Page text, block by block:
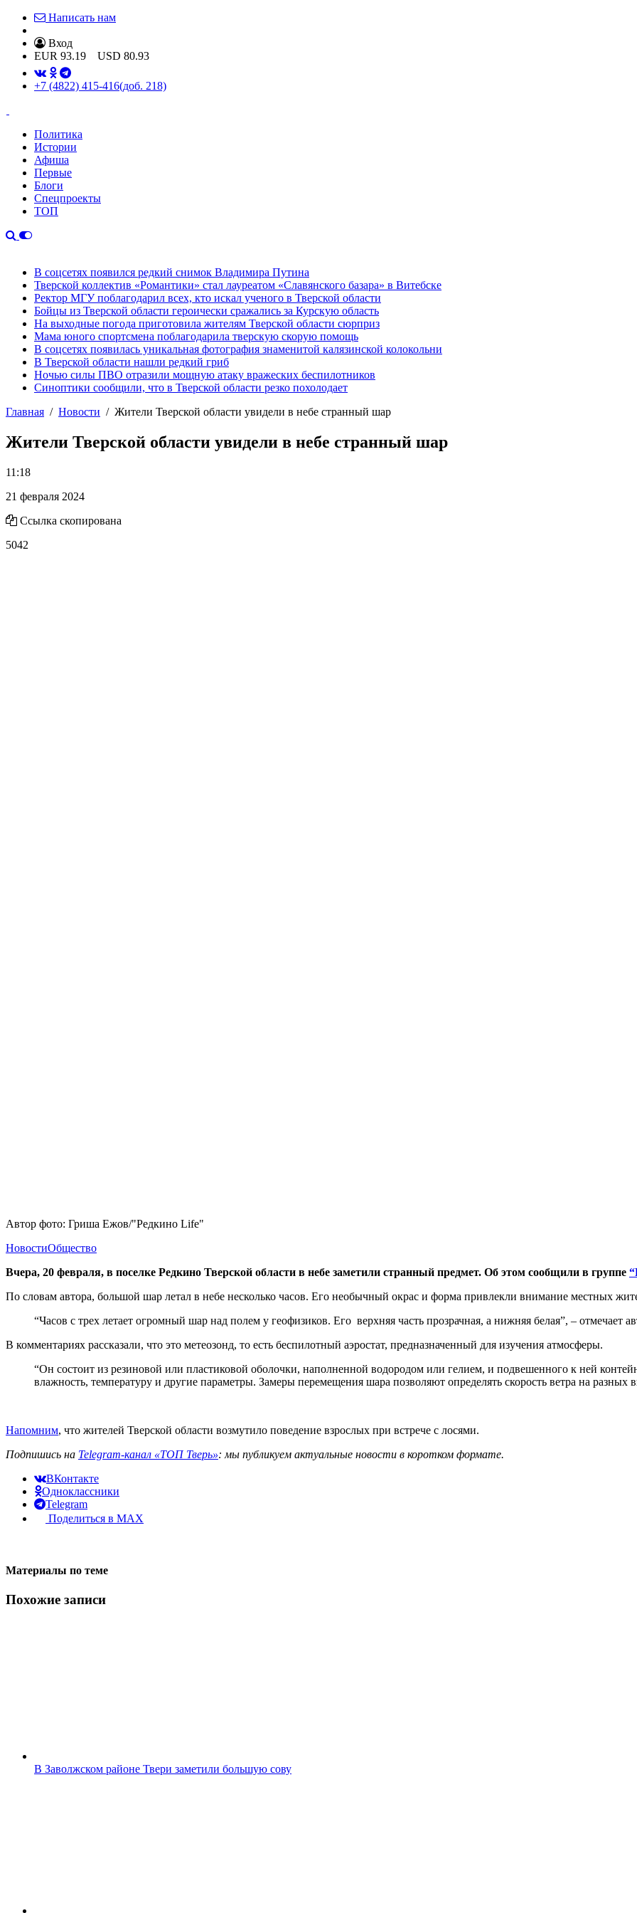
Написать нам
Вход
EUR 93.19 USD 80.93
+7 (4822) 415-416(доб. 218)
Политика
Истории
Афиша
Первые
Блоги
Спецпроекты
ТОП
В соцсетях появился редкий снимок Владимира Путина
Тверской коллектив «Романтики» стал лауреатом «Славянского базара» в Витебске
Ректор МГУ поблагодарил всех, кто искал ученого в Тверской области
Бойцы из Тверской области героически сражались за Курскую область
На выходные погода приготовила жителям Тверской области сюрприз
Мама юного спортсмена поблагодарила тверскую скорую помощь
В соцсетях появилась уникальная фотография знаменитой калязинской колокольни
В Тверской области нашли редкий гриб
Ночью силы ПВО отразили мощную атаку вражеских беспилотников
Синоптики сообщили, что в Тверской области резко похолодает
Главная
Новости Жители Тверской области увидели в небе странный шар
Жители Тверской области увидели в небе странный шар
11:18
21 февраля 2024
Ссылка скопирована
5042
Автор фото: Гриша Ежов/"Редкино Life"
НовостиОбщество
Вчера, 20 февраля, в поселке Редкино Тверской области в небе заметили странный предмет. Об этом сообщили в группе
По словам автора, большой шар летал в небе несколько часов. Его необычный окрас и форма привлекли внимание местных
“Часов с трех летает огромный шар над полем у геофизиков. Его верхняя часть прозрачная, а нижняя белая”, – отмечает
В комментариях рассказали, что это метеозонд, то есть беспилотный аэростат, предназначенный для изучения атмосферы.
“Он состоит из резиновой или пластиковой оболочки, наполненной водородом или гелием, и подвешенного к ней
влажность, температуру и другие параметры. Замеры перемещения шара позволяют определять скорость ветра на разных
Напомним, что жителей Тверской области возмутило поведение взрослых при встрече с лосями.
Подпишись на Telegram-канал «ТОП Тверь»: мы публикуем актуальные новости в коротком формате.
ВКонтакте
Одноклассники
Telegram
Поделиться в MAX
Материалы по теме
Похожие записи
В Заволжском районе Твери заметили большую сову